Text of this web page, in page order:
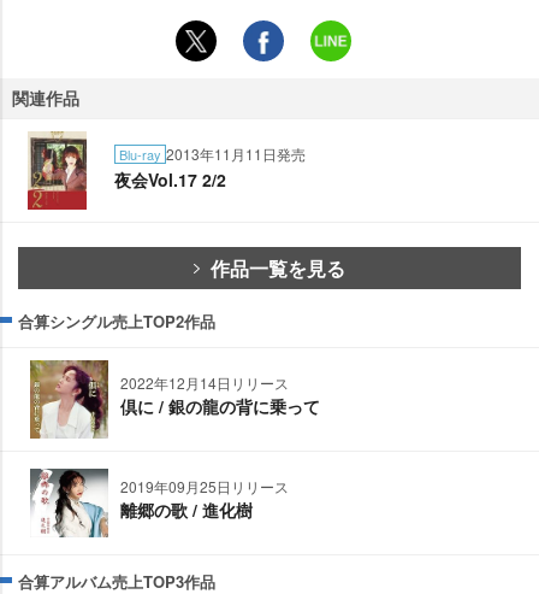
関連作品
Blu-ray 2013年11月11日発売
夜会Vol.17 2/2
作品一覧を見る
合算シングル売上TOP2作品
2022年12月14日リリース
倶に / 銀の龍の背に乗って
2019年09月25日リリース
離郷の歌 / 進化樹
合算アルバム売上TOP3作品